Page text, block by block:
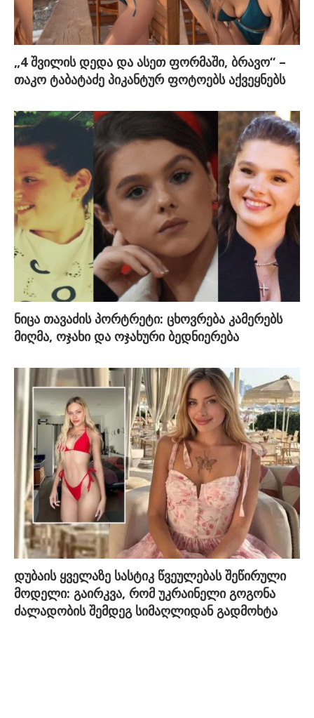
„4 შვილის დედა და ასეთ ფორმაში, ბრავო“ –
თაკო ტაბატაძე პიკანტურ ფოტოებს აქვეყნებს
ნიცა თავაძის პორტრეტი: ცხოვრება კამერებს
მიღმა, ოჯახი და ოჯახური ბედნიერება
დუბაის ყველაზე სასტიკ წვეულებას შეწირული
მოდელი: გაირკვა, რომ უკრაინელი გოგონა
ძალადობის შემდეგ სიმაღლიდან გადმოხტა